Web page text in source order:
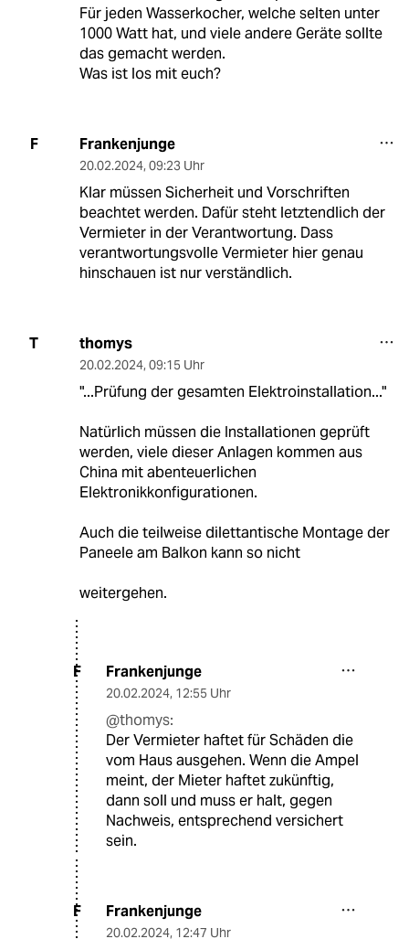
Für jeden Wasserkocher, welche selten unter
1000 Watt hat, und viele andere Geräte sollte
das gemacht werden.
Was ist los mit euch?
F Frankenjunge
20.02.2024, 09:23 Uhr
Klar müssen Sicherheit und Vorschriften
beachtet werden. Dafür steht letztendlich der
Vermieter in der Verantwortung. Dass
verantwortungsvolle Vermieter hier genau
hinschauen ist nur verständlich.
T thomys
20.02.2024, 09:15 Uhr
"...Prüfung der gesamten Elektroinstallation..."
Natürlich müssen die Installationen geprüft
werden, viele dieser Anlagen kommen aus
China mit abenteuerlichen
Elektronikkonfigurationen.
Auch die teilweise dilettantische Montage der
Paneele am Balkon kann so nicht
weitergehen.
F Frankenjunge
20.02.2024, 12:55 Uhr
@thomys:
Der Vermieter haftet für Schäden die
vom Haus ausgehen. Wenn die Ampel
meint, der Mieter haftet zukünftig,
dann soll und muss er halt, gegen
Nachweis, entsprechend versichert
sein.
F Frankenjunge
20.02.2024, 12:47 Uhr